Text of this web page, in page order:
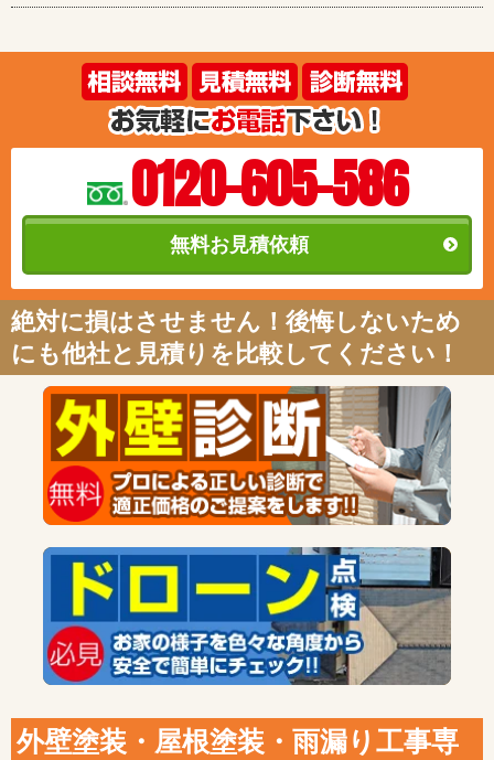
0120-605-586
無料お見積依頼
絶対に損はさせません！後悔しないため
にも他社と見積りを比較してください！
外壁塗装・屋根塗装・雨漏り工事専